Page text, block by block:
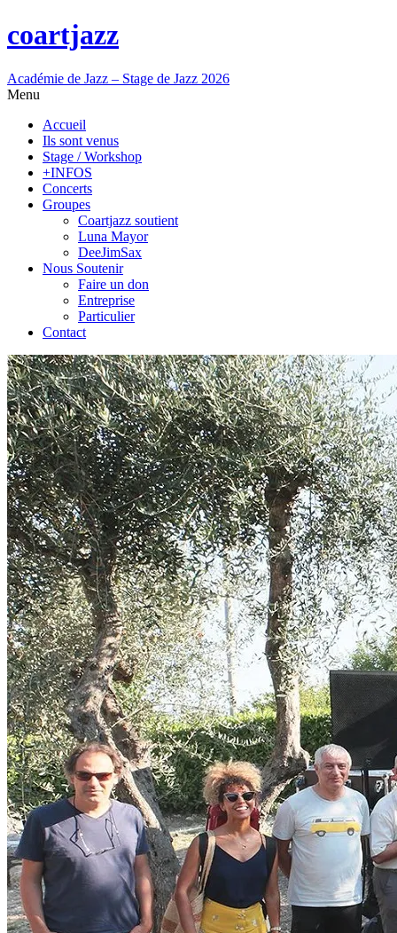
coartjazz
Académie de Jazz – Stage de Jazz 2026
Menu
Accueil
Ils sont venus
Stage / Workshop
+INFOS
Concerts
Groupes
Coartjazz soutient
Luna Mayor
DeeJimSax
Nous Soutenir
Faire un don
Entreprise
Particulier
Contact